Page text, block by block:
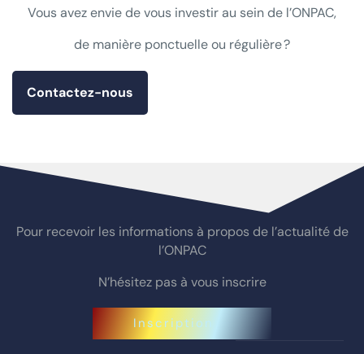
Vous avez envie de vous investir au sein de l’ONPAC,
de manière ponctuelle ou régulière ?
Contactez-nous
Pour recevoir les informations à propos de l’actualité de
l’ONPAC
N’hésitez pas à vous inscrire
Inscription